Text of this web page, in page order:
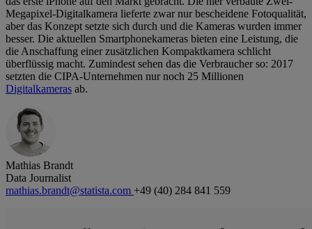
Megapixel-Digitalkamera lieferte zwar nur bescheidene Fotoqualität,
aber das Konzept setzte sich durch und die Kameras wurden immer
besser. Die aktuellen Smartphonekameras bieten eine Leistung, die
die Anschaffung einer zusätzlichen Kompaktkamera schlicht
überflüssig macht. Zumindest sehen das die Verbraucher so: 2017
setzten die CIPA-Unternehmen nur noch 25 Millionen
Digitalkameras ab.
Mathias Brandt
Data Journalist
mathias.brandt@statista.com +49 (40) 284 841 559